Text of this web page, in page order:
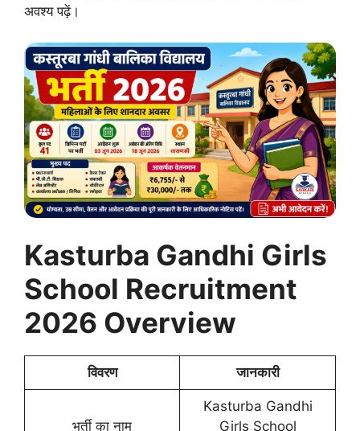
अवश्य पढ़ें।
Kasturba Gandhi Girls
School Recruitment
2026 Overview
विवरण जानकारी
भर्ती का नाम
Kasturba Gandhi
Girls School